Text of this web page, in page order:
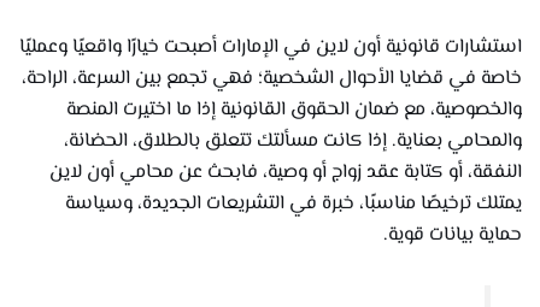
استشارات قانونية أون لاين في الإمارات أصبحت خيارًا واقعيًا وعمليًا
خاصة في قضايا الأحوال الشخصية؛ فهي تجمع بين السرعة، الراحة،
والخصوصية، مع ضمان الحقوق القانونية إذا ما اختيرت المنصة
والمحامي بعناية. إذا كانت مسألتك تتعلق بالطلاق، الحضانة،
النفقة، أو كتابة عقد زواج أو وصية، فابحث عن محامي أون لاين
يمتلك ترخيصًا مناسبًا، خبرة في التشريعات الجديدة، وسياسة
حماية بيانات قوية.